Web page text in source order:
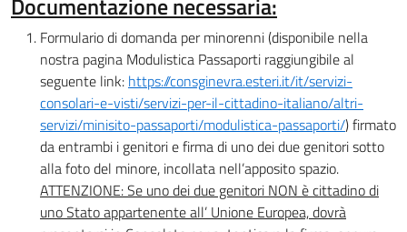
Formulario di domanda per minorenni (disponibile nella
nostra pagina Modulistica Passaporti raggiungibile al
seguente link: https://consginevra.esteri.it/it/servizi-
consolari-e-visti/servizi-per-il-cittadino-italiano/altri-
servizi/minisito-passaporti/modulistica-passaporti/) firmato
da entrambi i genitori e firma di uno dei due genitori sotto
alla foto del minore, incollata nell’apposito spazio.
ATTENZIONE: Se uno dei due genitori NON è cittadino di
uno Stato appartenente all’ Unione Europea, dovrà